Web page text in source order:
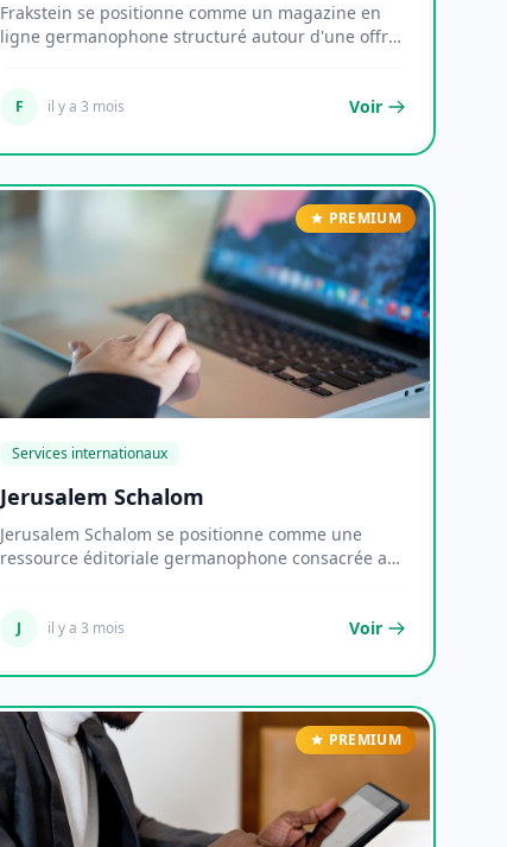
Frakstein se positionne comme un magazine en
ligne germanophone structuré autour d'une offre
F il y a 3 mois Voir
PREMIUM
Services internationaux
Jerusalem Schalom
Jerusalem Schalom se positionne comme une
ressource éditoriale germanophone consacrée au
J il y a 3 mois Voir
PREMIUM